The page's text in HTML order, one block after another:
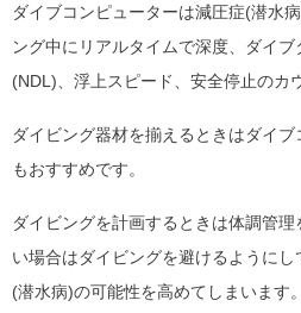
ダイブコンピューターは減圧症(潜水
ング中にリアルタイムで深度、ダイ
(NDL)、浮上スピード、安全停止のカ
ダイビング器材を揃えるときはダイ
もおすすめです。
ダイビングを計画するときは体調管
い場合はダイビングを避けるように
(潜水病)の可能性を高めてしまいます。